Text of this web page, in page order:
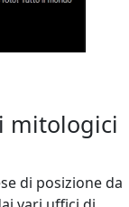
mitologici
di posizione da